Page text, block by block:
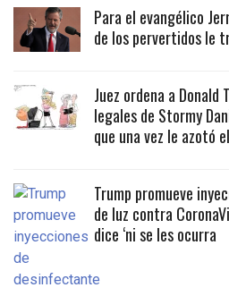
Para el evangélico
de los pervertidos le
Juez ordena a
legales de Stormy
que una vez le azotó
Trump promueve
de luz contra
dice ‘ni se les ocurra